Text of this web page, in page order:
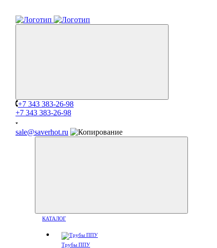
+7 343 383-26-98
+7 343 383-26-98
sale@saverhot.ru
КАТАЛОГ
Трубы ППУ